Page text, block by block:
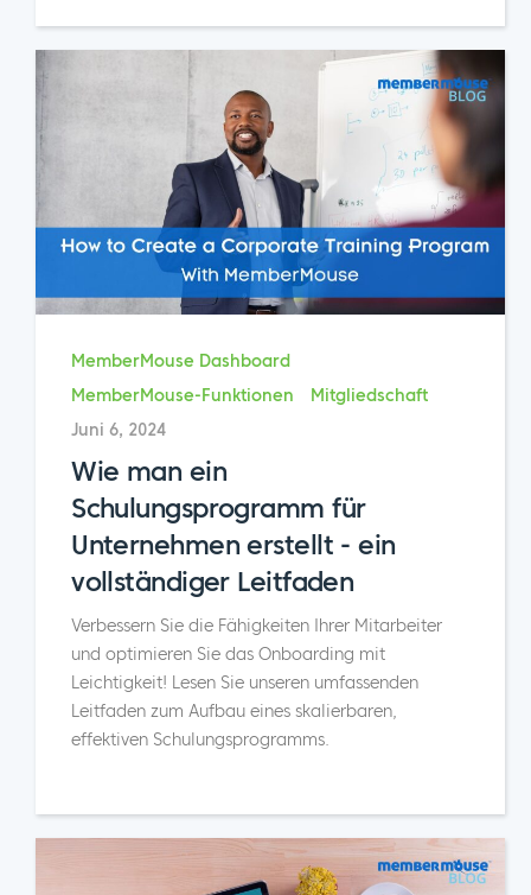
MemberMouse Dashboard
MemberMouse-Funktionen
Mitgliedschaft
Juni 6, 2024
Wie man ein
Schulungsprogramm für
Unternehmen erstellt - ein
vollständiger Leitfaden
Verbessern Sie die Fähigkeiten Ihrer Mitarbeiter
und optimieren Sie das Onboarding mit
Leichtigkeit! Lesen Sie unseren umfassenden
Leitfaden zum Aufbau eines skalierbaren,
effektiven Schulungsprogramms.